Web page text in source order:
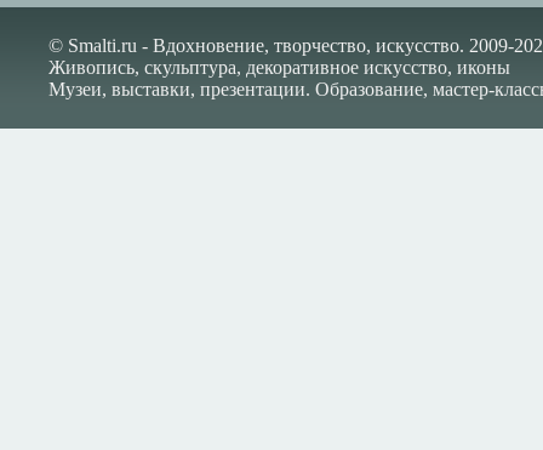
© Smalti.ru - Вдохновение, творчество, искусство. 2009-
Живопись, скульптура, декоративное искусство, иконы
Музеи, выставки, презентации. Образование, мастер-